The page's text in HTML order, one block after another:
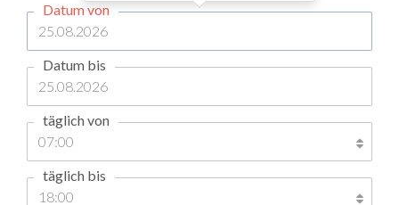
Datum von
Datum bis
täglich von
täglich bis